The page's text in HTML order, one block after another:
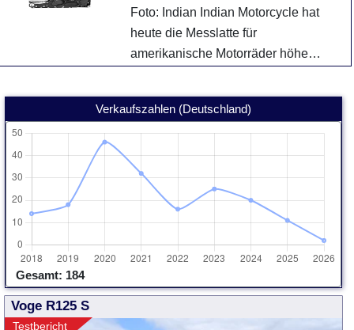
Foto: Indian Indian Motorcycle hat
heute die Messlatte für
amerikanische Motorräder höher
flüssigkeitsgekühlt ...weiter
Verkaufszahlen (Deutschland)
Gesamt: 184
Voge R125 S
Testbericht